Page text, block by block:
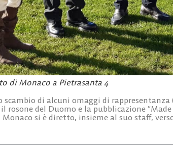
di Monaco a Pietrasanta 4
scambio di alcuni omaggi di
rosone del Duomo e la pubblicazione
si è diretto, insieme al suo staff,